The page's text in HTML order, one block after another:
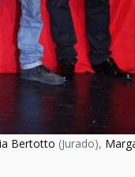
Bertotto (Jurado),